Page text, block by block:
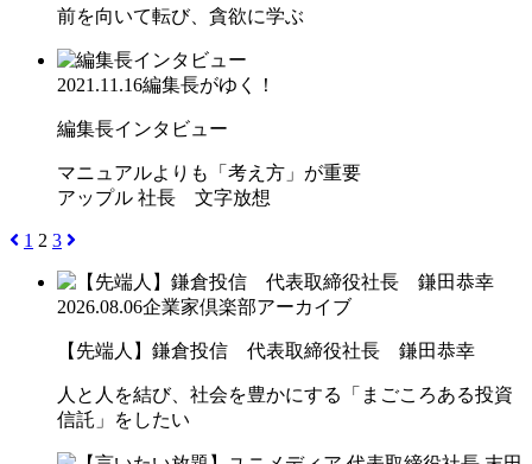
前を向いて転び、貪欲に学ぶ
2021.11.16編集長がゆく！
編集長インタビュー
マニュアルよりも「考え方」が重要
アップル 社長 文字放想
1 2 3
2026.08.06企業家倶楽部アーカイブ
【先端人】鎌倉投信 代表取締役社長 鎌田恭幸
人と人を結び、社会を豊かにする「まごころある投資
信託」をしたい